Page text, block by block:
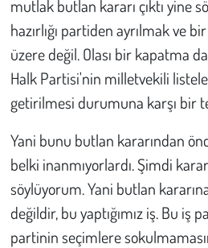
mutlak butlan kararı çıktı yine
hazırlığı partiden ayrılmak ve
üzere değil. Olası bir kapatma
Halk Partisi'nin milletvekili
getirilmesi durumuna karşı bir
Yani bunu butlan kararından
belki inanmıyorlardı. Şimdi
söylüyorum. Yani butlan
değildir, bu yaptığımız iş. Bu iş
partinin seçimlere